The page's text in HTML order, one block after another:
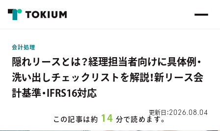
会計処理
隠れリースとは？経理担当者向けに具体例・
洗い出しチェックリストを解説！新リース会
計基準・IFRS16対応
更新日：2026.08.04
この記事は約 14 分で読めます。